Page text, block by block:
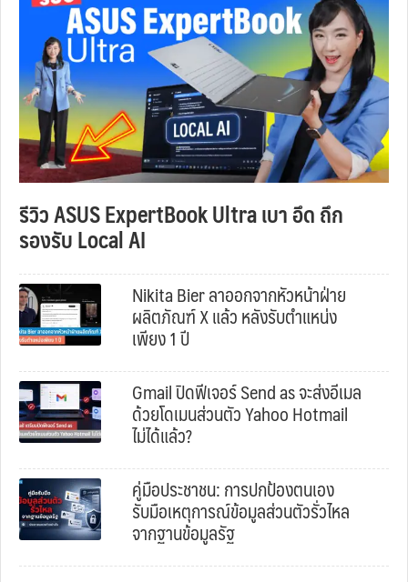
รีวิว ASUS ExpertBook Ultra เบา อึด ถึก
รองรับ Local AI
Nikita Bier ลาออกจากหัวหน้าฝ่าย
ผลิตภัณฑ์ X แล้ว หลังรับตำแหน่ง
เพียง 1 ปี
Gmail ปิดฟีเจอร์ Send as จะส่งอีเมล
ด้วยโดเมนส่วนตัว Yahoo Hotmail
ไม่ได้แล้ว?
คู่มือประชาชน: การปกป้องตนเอง
รับมือเหตุการณ์ข้อมูลส่วนตัวรั่วไหล
จากฐานข้อมูลรัฐ